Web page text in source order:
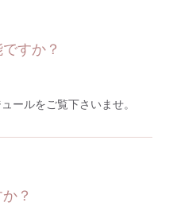
すか？
ールをご覧下さいませ。
？